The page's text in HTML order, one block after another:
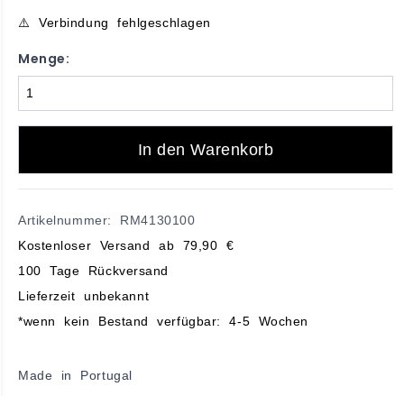
⚠️ Verbindung fehlgeschlagen
Menge:
In den Warenkorb
Artikelnummer: RM4130100
Kostenloser Versand ab 79,90 €
100 Tage Rückversand
Lieferzeit unbekannt
*wenn kein Bestand verfügbar: 4-5 Wochen
Made in Portugal